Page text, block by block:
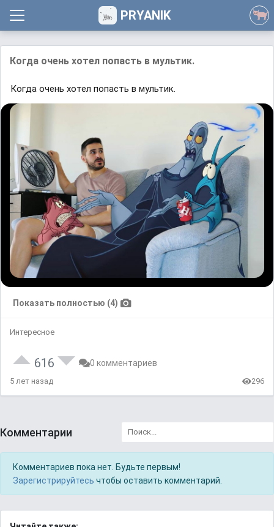
PRYANIK
Когда очень хотел попасть в мультик.
Когда очень хотел попасть в мультик.
Показать полностью (4)
Интересное
616 0 комментариев
5 лет назад 296
Комментарии
Комментариев пока нет. Будьте первым!
Зарегистрируйтесь чтобы оставить комментарий.